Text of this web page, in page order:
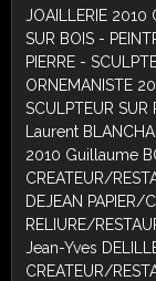
JOAILLERIE 2010
SUR BOIS -
PIERRE -
ORNEMANISTE
SCULPTEUR SUR
Laurent
2010 Guillaume
CREATEUR/
DEJEAN PAPIER/
RELIURE/
Jean-Yves
CREATEUR/